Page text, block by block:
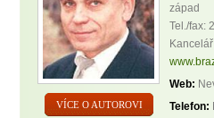
VÍCE O AUTOROVI
západ
Tel./fax:
Web:
Telefon: